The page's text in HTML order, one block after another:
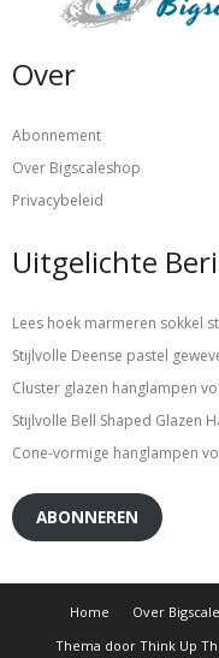
Over
Abonnement
Over Bigscaleshop
Privacybeleid
Uitgelichte
Lees hoek marmeren sokkel
Stijlvolle Deense pastel
Cluster glazen hanglampen
Stijlvolle Bell Shaped Glazen
Cone-vormige hanglampen
ABONNEREN
Home Over
Thema door Think Up